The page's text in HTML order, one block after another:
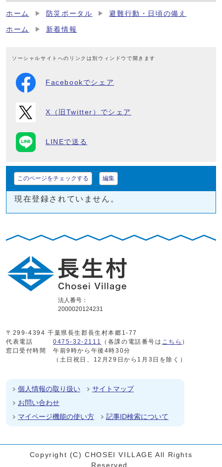
ホーム 防災ポータル 避難行動・日頃の備え
ホーム 新着情報
ソーシャルサイトへのリンクは別ウィンドウで開きます
Facebookでシェア
X（旧Twitter）でシェア
LINEで送る
このページをチェックする 編集
現在登録されていません。
法人番号：
2000020124231
〒299-4394 千葉県長生郡長生村本郷1-77
代表電話
0475-32-2111 （各課の電話番号は こちら ）
窓口受付時間
午前9時から午後4時30分
（土日祝日、12月29日から1月3日を除く）
個人情報の取り扱い
サイトマップ
お問い合わせ
マイページ機能の使い方
記事ID検索について
Copyright (C) CHOSEI VILLAGE All Rights
Reserved.